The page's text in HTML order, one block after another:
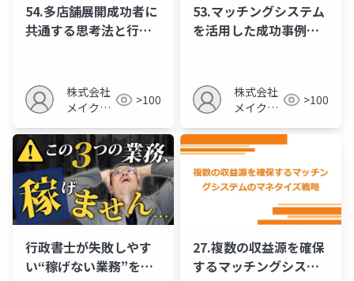
54.多店舗展開成功者に
共通する思考法と行動
株式会社
メイクア
>100
53.マッチングシステム
を活用した成功事例の
株式会社
メイクア
>100
行政書士が失敗しやす
い“稼げない業務”を徹
27.複数の収益源を確保
するマッチングシステ